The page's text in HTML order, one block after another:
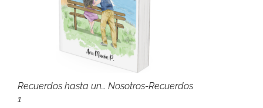
Recuerdos hasta un… Nosotros-Recuerdos
1